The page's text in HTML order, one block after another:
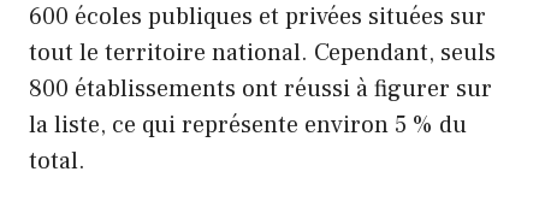
600 écoles publiques et privées situées sur
tout le territoire national. Cependant, seuls
800 établissements ont réussi à figurer sur
la liste, ce qui représente environ 5 % du
total.